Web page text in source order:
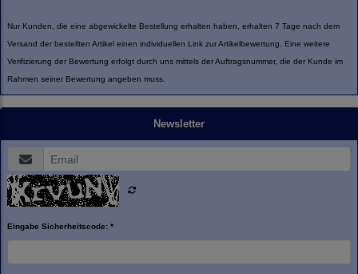
Nur Kunden, die eine abgewickelte Bestellung erhalten haben, erhalten 7 Tage nach dem
Versand der bestellten Artikel einen individuellen Link zur Artikelbewertung. Eine weitere
Verifizierung der Bewertung erfolgt durch uns mittels der Auftragsnummer, die der Kunde im
Rahmen seiner Bewertung angeben muss.
Newsletter
Eingabe Sicherheitscode: *